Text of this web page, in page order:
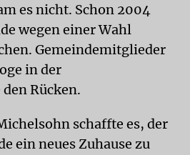
es nicht. Schon 2004
wegen einer Wahl
Gemeindemitglieder
in der
Rücken.
schaffte es, der
ein neues Zuhause zu